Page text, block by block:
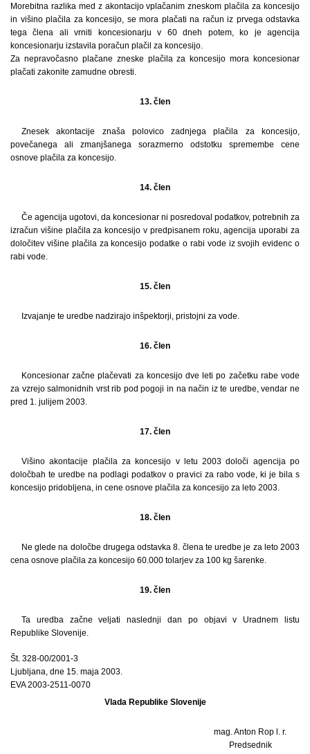
Morebitna razlika med z akontacijo vplačanim zneskom plačila za koncesijo
in višino plačila za koncesijo, se mora plačati na račun iz prvega odstavka
tega člena ali vrniti koncesionarju v 60 dneh potem, ko je agencija
koncesionarju izstavila poračun plačil za koncesijo.
Za nepravočasno plačane zneske plačila za koncesijo mora koncesionar
plačati zakonite zamudne obresti.
13. člen
Znesek akontacije znaša polovico zadnjega plačila za koncesijo,
povečanega ali zmanjšanega sorazmerno odstotku spremembe cene
osnove plačila za koncesijo.
14. člen
Če agencija ugotovi, da koncesionar ni posredoval podatkov, potrebnih za
izračun višine plačila za koncesijo v predpisanem roku, agencija uporabi za
določitev višine plačila za koncesijo podatke o rabi vode iz svojih evidenc o
rabi vode.
15. člen
Izvajanje te uredbe nadzirajo inšpektorji, pristojni za vode.
16. člen
Koncesionar začne plačevati za koncesijo dve leti po začetku rabe vode
za vzrejo salmonidnih vrst rib pod pogoji in na način iz te uredbe, vendar ne
pred 1. julijem 2003.
17. člen
Višino akontacije plačila za koncesijo v letu 2003 določi agencija po
določbah te uredbe na podlagi podatkov o pravici za rabo vode, ki je bila s
koncesijo pridobljena, in cene osnove plačila za koncesijo za leto 2003.
18. člen
Ne glede na določbe drugega odstavka 8. člena te uredbe je za leto 2003
cena osnove plačila za koncesijo 60.000 tolarjev za 100 kg šarenke.
19. člen
Ta uredba začne veljati naslednji dan po objavi v Uradnem listu
Republike Slovenije.
Št. 328-00/2001-3
Ljubljana, dne 15. maja 2003.
EVA 2003-2511-0070
Vlada Republike Slovenije
mag. Anton Rop l. r.
Predsednik